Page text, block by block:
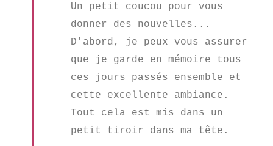
Un petit coucou pour vous
donner des nouvelles...
D'abord, je peux vous assurer
que je garde en mémoire tous
ces jours passés ensemble et
cette excellente ambiance.
Tout cela est mis dans un
petit tiroir dans ma tête.